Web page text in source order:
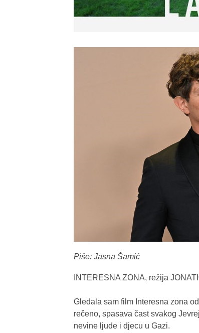
Piše: Jasna Šamić
INTERESNA ZONA, režija
Gledala sam film Interesna zona
rečeno, spasava čast svakog
nevine ljude i djecu u Gazi.